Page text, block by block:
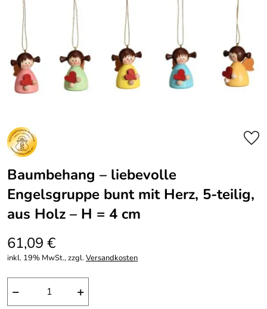
Baumbehang – liebevolle
Engelsgruppe bunt mit Herz, 5-teilig,
aus Holz – H = 4 cm
61,09 €
inkl. 19% MwSt., zzgl.Versandkosten
− +